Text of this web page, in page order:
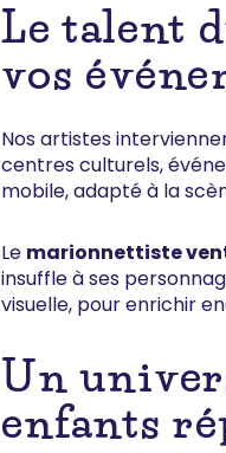
Le talent
vos
Nos artistes
centres culturels,
mobile, adapté à la
Le marionnettiste
insuffle à ses
visuelle, pour enrichir
Un
enfants